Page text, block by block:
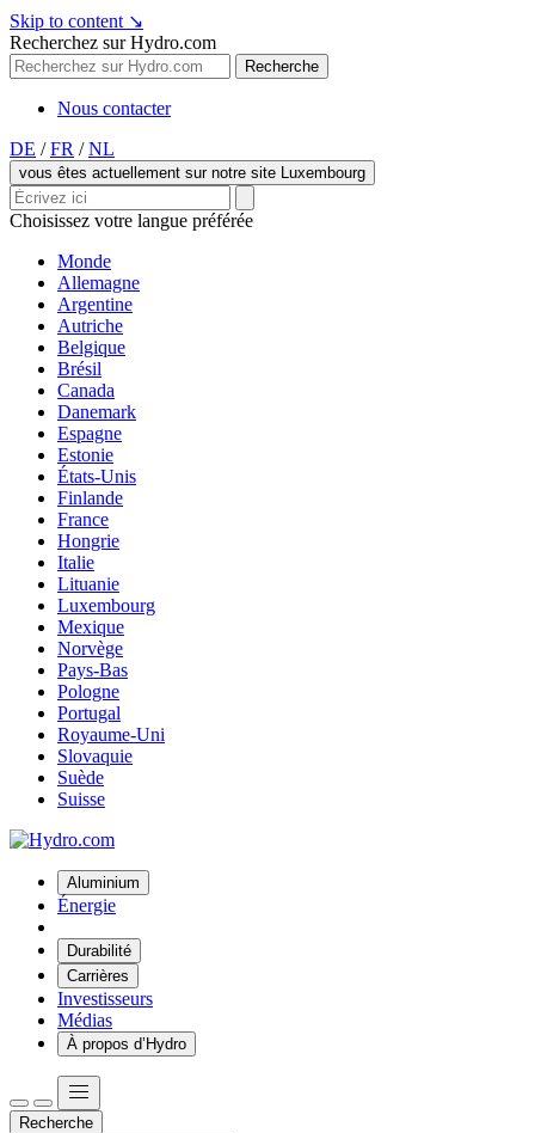
Skip to content ↘
Recherchez sur Hydro.com
Recherche
Nous contacter
DE / FR / NL
vous êtes actuellement sur notre site Luxembourg
Choisissez votre langue préférée
Monde
Allemagne
Argentine
Autriche
Belgique
Brésil
Canada
Danemark
Espagne
Estonie
États-Unis
Finlande
France
Hongrie
Italie
Lituanie
Luxembourg
Mexique
Norvège
Pays-Bas
Pologne
Portugal
Royaume-Uni
Slovaquie
Suède
Suisse
Aluminium
Énergie
Durabilité
Carrières
Investisseurs
Médias
À propos d’Hydro
Recherche